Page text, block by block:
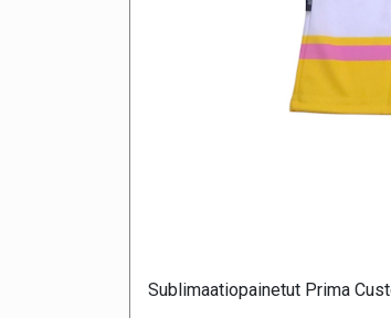
Sublimaatiopainetut Prima